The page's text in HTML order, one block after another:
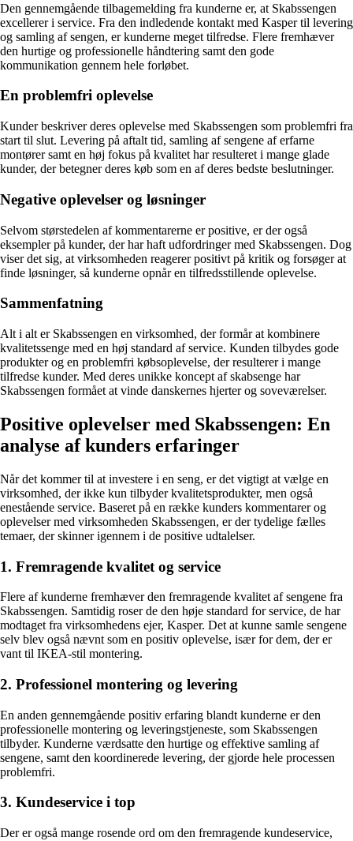
Den gennemgående tilbagemelding fra kunderne er, at Skabssengen
excellerer i service. Fra den indledende kontakt med Kasper til levering
og samling af sengen, er kunderne meget tilfredse. Flere fremhæver
den hurtige og professionelle håndtering samt den gode
kommunikation gennem hele forløbet.
En problemfri oplevelse
Kunder beskriver deres oplevelse med Skabssengen som problemfri fra
start til slut. Levering på aftalt tid, samling af sengene af erfarne
montører samt en høj fokus på kvalitet har resulteret i mange glade
kunder, der betegner deres køb som en af deres bedste beslutninger.
Negative oplevelser og løsninger
Selvom størstedelen af kommentarerne er positive, er der også
eksempler på kunder, der har haft udfordringer med Skabssengen. Dog
viser det sig, at virksomheden reagerer positivt på kritik og forsøger at
finde løsninger, så kunderne opnår en tilfredsstillende oplevelse.
Sammenfatning
Alt i alt er Skabssengen en virksomhed, der formår at kombinere
kvalitetssenge med en høj standard af service. Kunden tilbydes gode
produkter og en problemfri købsoplevelse, der resulterer i mange
tilfredse kunder. Med deres unikke koncept af skabsenge har
Skabssengen formået at vinde danskernes hjerter og soveværelser.
Positive oplevelser med Skabssengen: En
analyse af kunders erfaringer
Når det kommer til at investere i en seng, er det vigtigt at vælge en
virksomhed, der ikke kun tilbyder kvalitetsprodukter, men også
enestående service. Baseret på en række kunders kommentarer og
oplevelser med virksomheden Skabssengen, er der tydelige fælles
temaer, der skinner igennem i de positive udtalelser.
1. Fremragende kvalitet og service
Flere af kunderne fremhæver den fremragende kvalitet af sengene fra
Skabssengen. Samtidig roser de den høje standard for service, de har
modtaget fra virksomhedens ejer, Kasper. Det at kunne samle sengene
selv blev også nævnt som en positiv oplevelse, især for dem, der er
vant til IKEA-stil montering.
2. Professionel montering og levering
En anden gennemgående positiv erfaring blandt kunderne er den
professionelle montering og leveringstjeneste, som Skabssengen
tilbyder. Kunderne værdsatte den hurtige og effektive samling af
sengene, samt den koordinerede levering, der gjorde hele processen
problemfri.
3. Kundeservice i top
Der er også mange rosende ord om den fremragende kundeservice,